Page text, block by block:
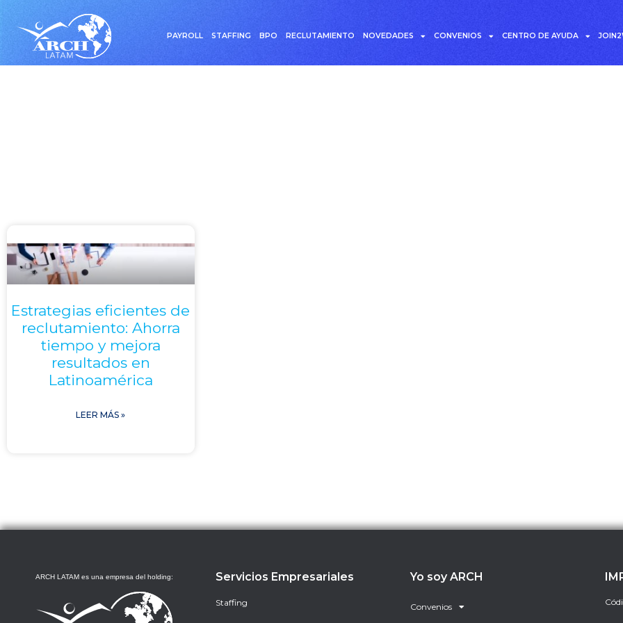
PAYROLL STAFFING BPO RECLUTAMIENTO NOVEDADES CONVENIOS CENTRO DE AYUDA
Estrategias eficientes de
reclutamiento: Ahorra
tiempo y mejora
resultados en
Latinoamérica
LEER MÁS »
ARCH LATAM es una empresa del holding: Servicios Empresariales
Staffing
Yo soy ARCH
Convenios